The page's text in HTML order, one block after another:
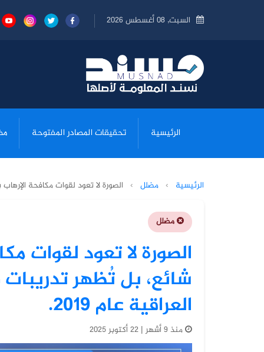
السبت, 08 أغسطس 2026
الرئيسية تحقيقات المصادر المفتوحة
الرئيسية › مضلل › الصورة لا تعود لقوات مكافحة
مضلل
الصورة لا تعود لقوات
شائع، بل تُظهر
العراقية عام 2019.
منذ 9 أشهر | 22 أكتوبر 2025